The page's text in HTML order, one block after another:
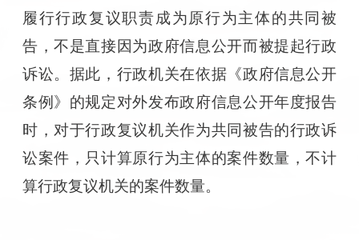
履行行政复议职责成为原行为主体的共同被
告，不是直接因为政府信息公开而被提起行政
诉讼。据此，行政机关在依据《政府信息公开
条例》的规定对外发布政府信息公开年度报告
时，对于行政复议机关作为共同被告的行政诉
讼案件，只计算原行为主体的案件数量，不计
算行政复议机关的案件数量。